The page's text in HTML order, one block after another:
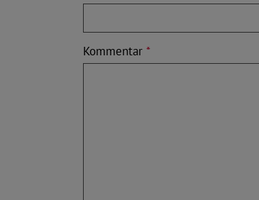
Kommentar *